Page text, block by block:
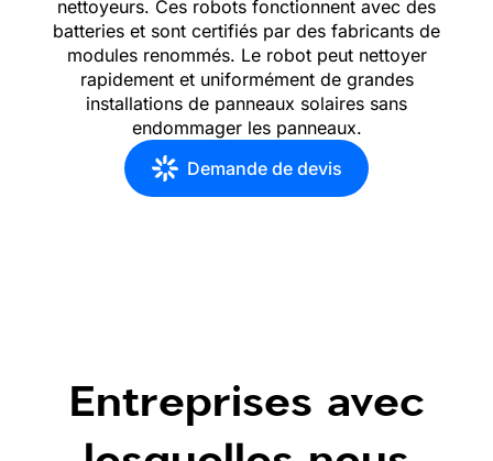
nettoyeurs. Ces robots fonctionnent avec des
batteries et sont certifiés par des fabricants de
modules renommés. Le robot peut nettoyer
rapidement et uniformément de grandes
installations de panneaux solaires sans
endommager les panneaux.
Demande de devis
Entreprises avec